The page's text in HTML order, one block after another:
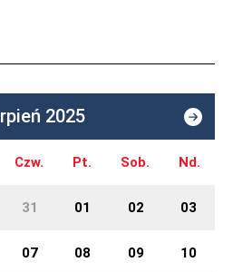
2025
Czw. Pt. Sob. Nd.
31 01 02 03
07 08 09 10